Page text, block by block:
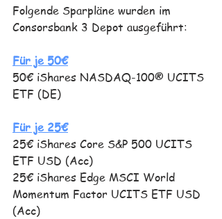
Folgende Sparpläne wurden im
Consorsbank 3 Depot ausgeführt:
Für je 50€
50€ iShares NASDAQ-100® UCITS
ETF (DE)
Für je 25€
25€ iShares Core S&P 500 UCITS
ETF USD (Acc)
25€ iShares Edge MSCI World
Momentum Factor UCITS ETF USD
(Acc)